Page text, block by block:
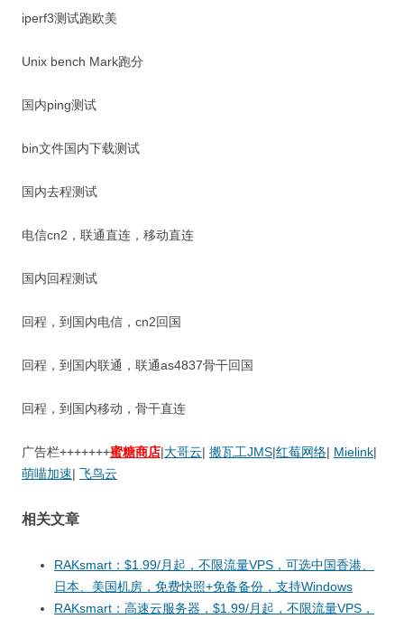
iperf3测试跑欧美
Unix bench Mark跑分
国内ping测试
bin文件国内下载测试
国内去程测试
电信cn2，联通直连，移动直连
国内回程测试
回程，到国内电信，cn2回国
回程，到国内联通，联通as4837骨干回国
回程，到国内移动，骨干直连
广告栏+++++++蜜糖商店|大哥云| 搬瓦工JMS|红莓网络| Mielink|
萌喵加速| 飞鸟云
相关文章
RAKsmart：$1.99/月起，不限流量VPS，可选中国香港、
日本、美国机房，免费快照+免备备份，支持Windows
RAKsmart：高速云服务器，$1.99/月起，不限流量VPS，